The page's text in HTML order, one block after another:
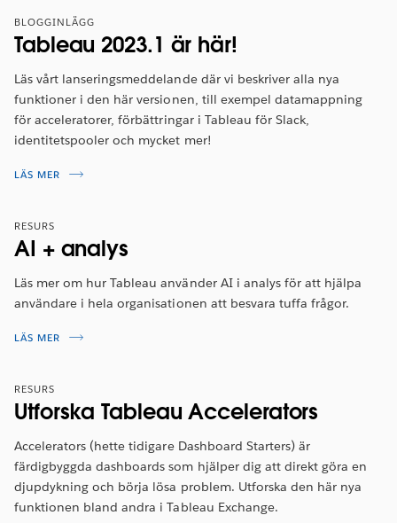
här versionen.
TITTA NU
BLOGGINLÄGG
Tableau 2023.1 är här!
Läs vårt lanseringsmeddelande där vi beskriver alla nya
funktioner i den här versionen, till exempel datamappning
för acceleratorer, förbättringar i Tableau för Slack,
identitetspooler och mycket mer!
LÄS MER
RESURS
AI + analys
Läs mer om hur Tableau använder AI i analys för att hjälpa
användare i hela organisationen att besvara tuffa frågor.
LÄS MER
RESURS
Utforska Tableau Accelerators
Accelerators (hette tidigare Dashboard Starters) är
färdigbyggda dashboards som hjälper dig att direkt göra en
djupdykning och börja lösa problem. Utforska den här nya
funktionen bland andra i Tableau Exchange.